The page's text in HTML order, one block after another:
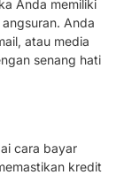
Anda memiliki
Anda
atau media
senang hati
cara bayar
kredit